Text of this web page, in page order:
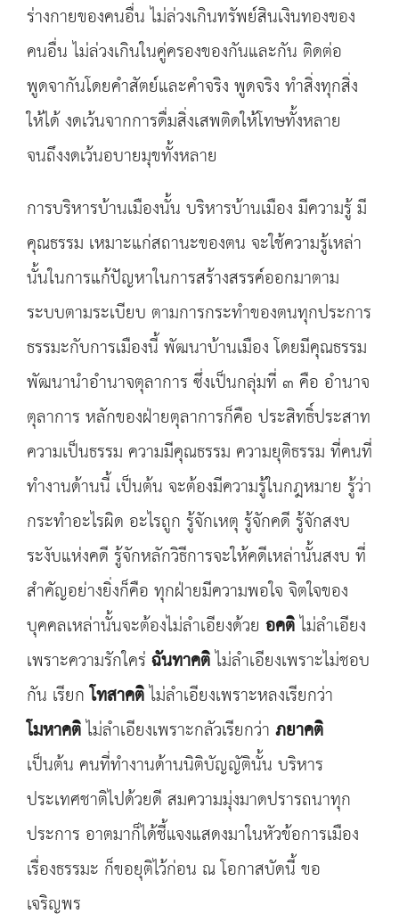
ร่างกายของคนอื่น ไม่ล่วงเกินทรัพย์สินเงินทองของ
คนอื่น ไม่ล่วงเกินในคู่ครองของกันและกัน ติดต่อ
พูดจากันโดยคำสัตย์และคำจริง พูดจริง ทำสิ่งทุกสิ่ง
ให้ได้ งดเว้นจากการดื่มสิ่งเสพติดให้โทษทั้งหลาย
จนถึงงดเว้นอบายมุขทั้งหลาย
การบริหารบ้านเมืองนั้น บริหารบ้านเมือง มีความรู้ มี
คุณธรรม เหมาะแก่สถานะของตน จะใช้ความรู้เหล่า
นั้นในการแก้ปัญหาในการสร้างสรรค์ออกมาตาม
ระบบตามระเบียบ ตามการกระทำของตนทุกประการ
ธรรมะกับการเมืองนี้ พัฒนาบ้านเมือง โดยมีคุณธรรม
พัฒนานำอำนาจตุลาการ ซึ่งเป็นกลุ่มที่ ๓ คือ อำนาจ
ตุลาการ หลักของฝ่ายตุลาการก็คือ ประสิทธิ์ประสาท
ความเป็นธรรม ความมีคุณธรรม ความยุติธรรม ที่คนที่
ทำงานด้านนี้ เป็นต้น จะต้องมีความรู้ในกฎหมาย รู้ว่า
กระทำอะไรผิด อะไรถูก รู้จักเหตุ รู้จักคดี รู้จักสงบ
ระงับแห่งคดี รู้จักหลักวิธีการจะให้คดีเหล่านั้นสงบ ที่
สำคัญอย่างยิ่งก็คือ ทุกฝ่ายมีความพอใจ จิตใจของ
บุคคลเหล่านั้นจะต้องไม่ลำเอียงด้วย อคติไม่ลำเอียง
เพราะความรักใคร่ฉันทาคติไม่ลำเอียงเพราะไม่ชอบ
กัน เรียกโทสาคติไม่ลำเอียงเพราะหลงเรียกว่า
โมหาคติไม่ลำเอียงเพราะกลัวเรียกว่าภยาคติ
เป็นต้น คนที่ทำงานด้านนิติบัญญัตินั้น บริหาร
ประเทศชาติไปด้วยดี สมความมุ่งมาดปรารถนาทุก
ประการ อาตมาก็ได้ชี้แจงแสดงมาในหัวข้อการเมือง
เรื่องธรรมะ ก็ขอยุติไว้ก่อน ณ โอกาสบัดนี้ ขอ
เจริญพร